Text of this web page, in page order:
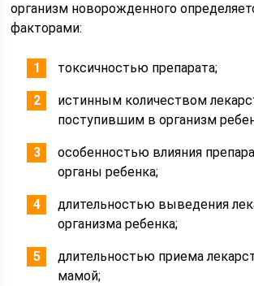
организм новорожденного
факторами:
токсичностью препарата;
истинным количеством
поступившим в организм
особенностью влияния
органы ребенка;
длительностью выведения
организма ребенка;
длительностью приема
мамой;